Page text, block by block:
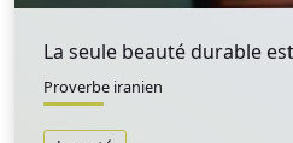
La seule beauté durable
Proverbe iranien